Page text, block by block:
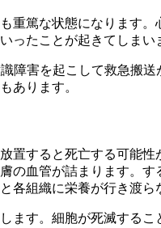
重篤な状態になります
ったことが起きてしまい
障害を起こして救急搬送
あります。
置すると死亡する可能
の血管が詰まります。す
各組織に栄養が行き渡ら
ます。細胞が死滅するこ